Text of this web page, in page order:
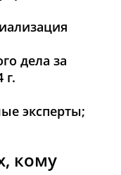
дела за
г.
эксперты;
кому